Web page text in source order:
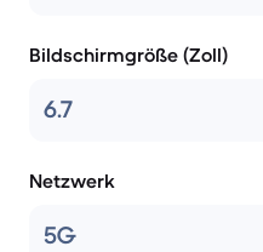
Bildschirmgröße (Zoll)
6.7
Netzwerk
5G